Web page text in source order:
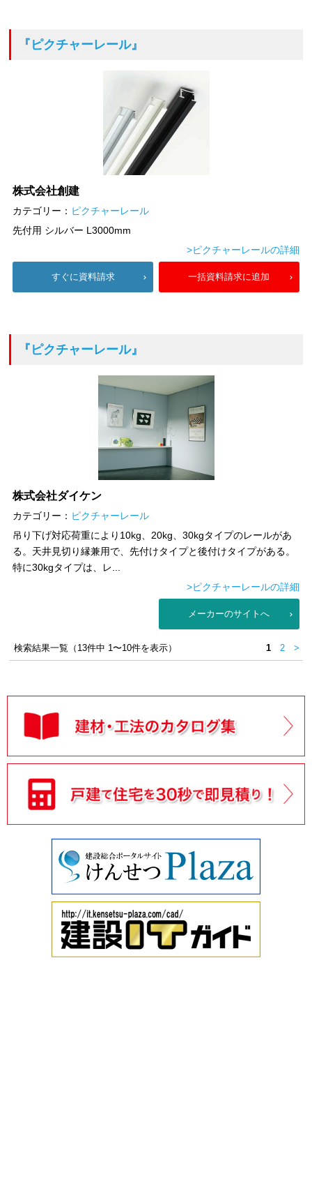
『ピクチャーレール』
株式会社創建
カテゴリー： ピクチャーレール
先付用 シルバー L3000mm
>ピクチャーレールの詳細
すぐに資料請求 一括資料請求に追加
『ピクチャーレール』
株式会社ダイケン
カテゴリー： ピクチャーレール
吊り下げ対応荷重により10kg、20kg、30kgタイプのレールがあ
る。天井見切り縁兼用で、先付けタイプと後付けタイプがある。
特に30kgタイプは、レ...
>ピクチャーレールの詳細
メーカーのサイトへ
検索結果一覧（13件中 1〜10件を表示） 1 2 >